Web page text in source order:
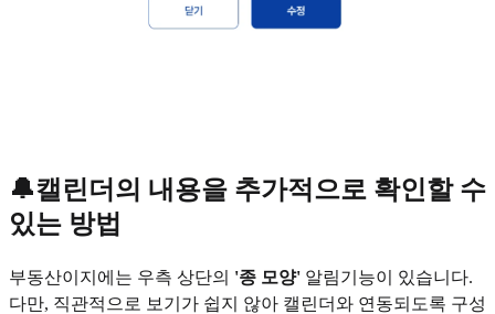
🔔캘린더의 내용을 추가적으로 확인할 수
있는 방법
부동산이지에는 우측 상단의 '종 모양' 알림기능이 있습니다.
다만, 직관적으로 보기가 쉽지 않아 캘린더와 연동되도록 구성